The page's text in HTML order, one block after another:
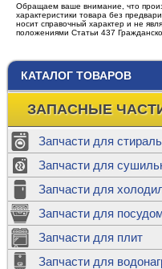
КАТАЛОГ ТОВАРОВ
ЗАПАСНЫЕ
Запчасти для
Запчасти для
Запчасти для
Запчасти для
Запчасти для плит
Запчасти для
Обращаем ваше внимание, что
характеристики товара без
носит справочный характер и не
положениями Статьи 437